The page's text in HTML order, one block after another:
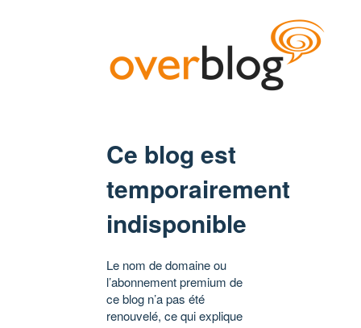
Ce blog est
temporairement
indisponible
Le nom de domaine ou
l’abonnement premium de
ce blog n’a pas été
renouvelé, ce qui explique